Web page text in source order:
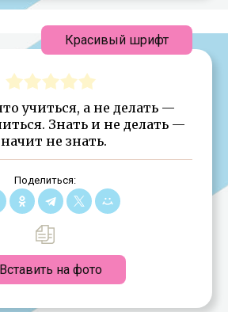
учиться, а не делать —
Знать и не делать —
не знать.
Поделиться:
Вставить на фото
Красивый шрифт